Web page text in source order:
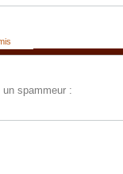
spammeur :